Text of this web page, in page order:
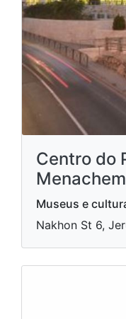
Centro do
Museus e
Nakhon St 6,